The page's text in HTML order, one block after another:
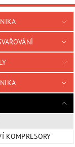
KONTAKTY
KOMPRESORY